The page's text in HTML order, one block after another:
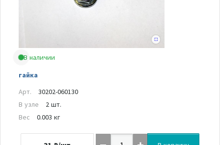
В наличии
гайка
Арт.
30202-060130
В узле
2 шт.
Вес
0.003 кг